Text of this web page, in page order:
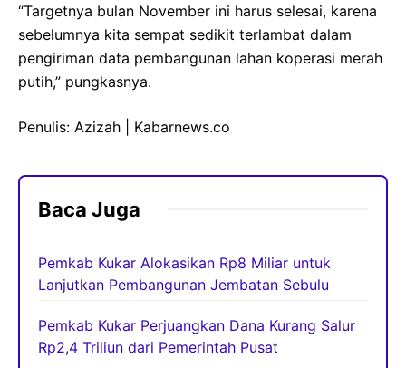
“Targetnya bulan November ini harus selesai, karena
sebelumnya kita sempat sedikit terlambat dalam
pengiriman data pembangunan lahan koperasi merah
putih,” pungkasnya.
Penulis: Azizah | Kabarnews.co
Baca Juga
Pemkab Kukar Alokasikan Rp8 Miliar untuk
Lanjutkan Pembangunan Jembatan Sebulu
Pemkab Kukar Perjuangkan Dana Kurang Salur
Rp2,4 Triliun dari Pemerintah Pusat